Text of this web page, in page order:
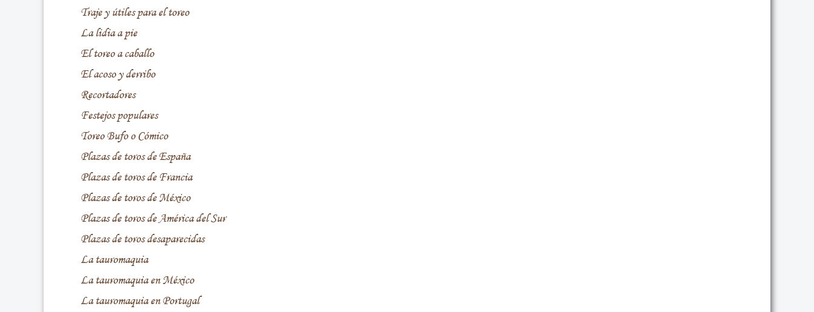
Traje y útiles para el toreo
La lidia a pie
El toreo a caballo
El acoso y derribo
Recortadores
Festejos populares
Toreo Bufo o Cómico
Plazas de toros de España
Plazas de toros de Francia
Plazas de toros de México
Plazas de toros de América del Sur
Plazas de toros desaparecidas
La tauromaquia
La tauromaquia en México
La tauromaquia en Portugal